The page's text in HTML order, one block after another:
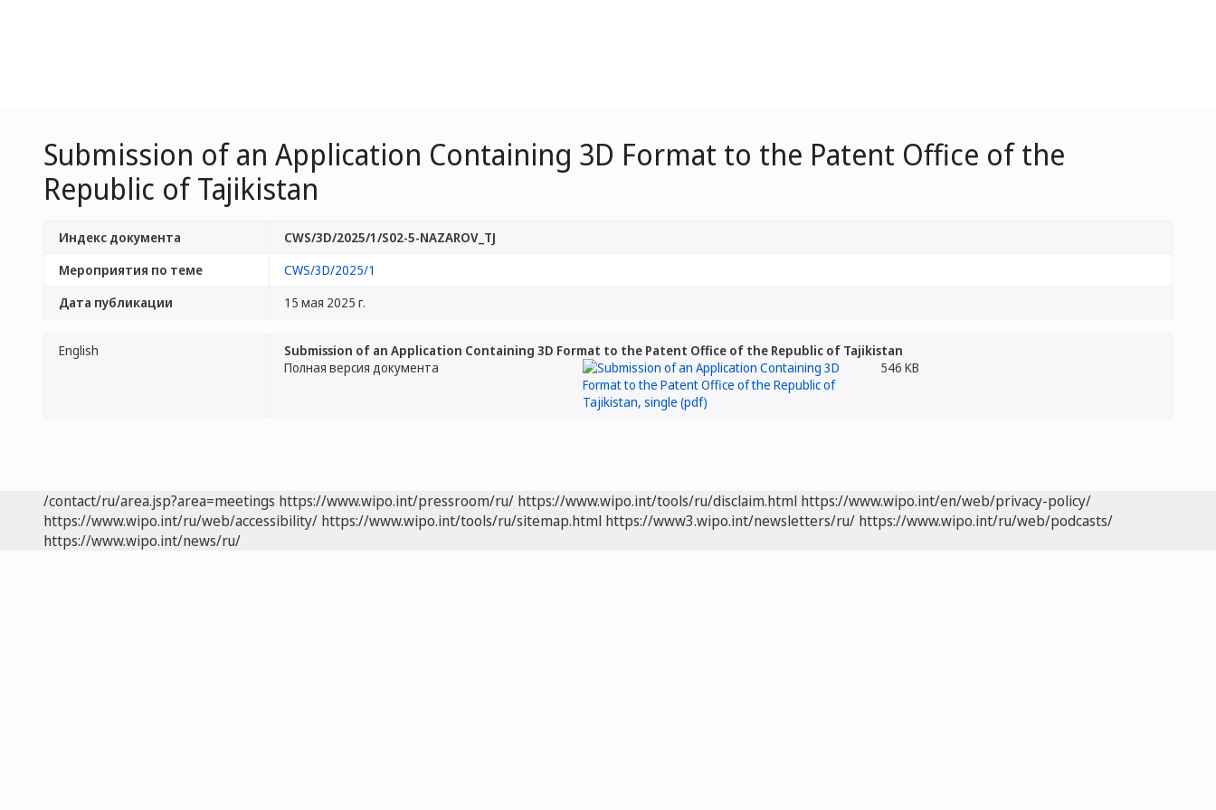
Submission of an Application Containing 3D Format to the Patent Office of the
Republic of Tajikistan
Индекс документа
CWS/3D/2025/1/S02-5-NAZAROV_TJ
Мероприятия по теме
CWS/3D/2025/1
Дата публикации
15 мая 2025 г.
English
Submission of an Application Containing 3D Format to the Patent Office of the Republic of Tajikistan
Полная версия документа
546 KB
/contact/ru/area.jsp?area=meetings https://www.wipo.int/pressroom/ru/ https://www.wipo.int/tools/ru/disclaim.html https://www.wipo.int/en/web/privacy-policy/
https://www.wipo.int/ru/web/accessibility/ https://www.wipo.int/tools/ru/sitemap.html https://www3.wipo.int/newsletters/ru/ https://www.wipo.int/ru/web/podcasts/
https://www.wipo.int/news/ru/